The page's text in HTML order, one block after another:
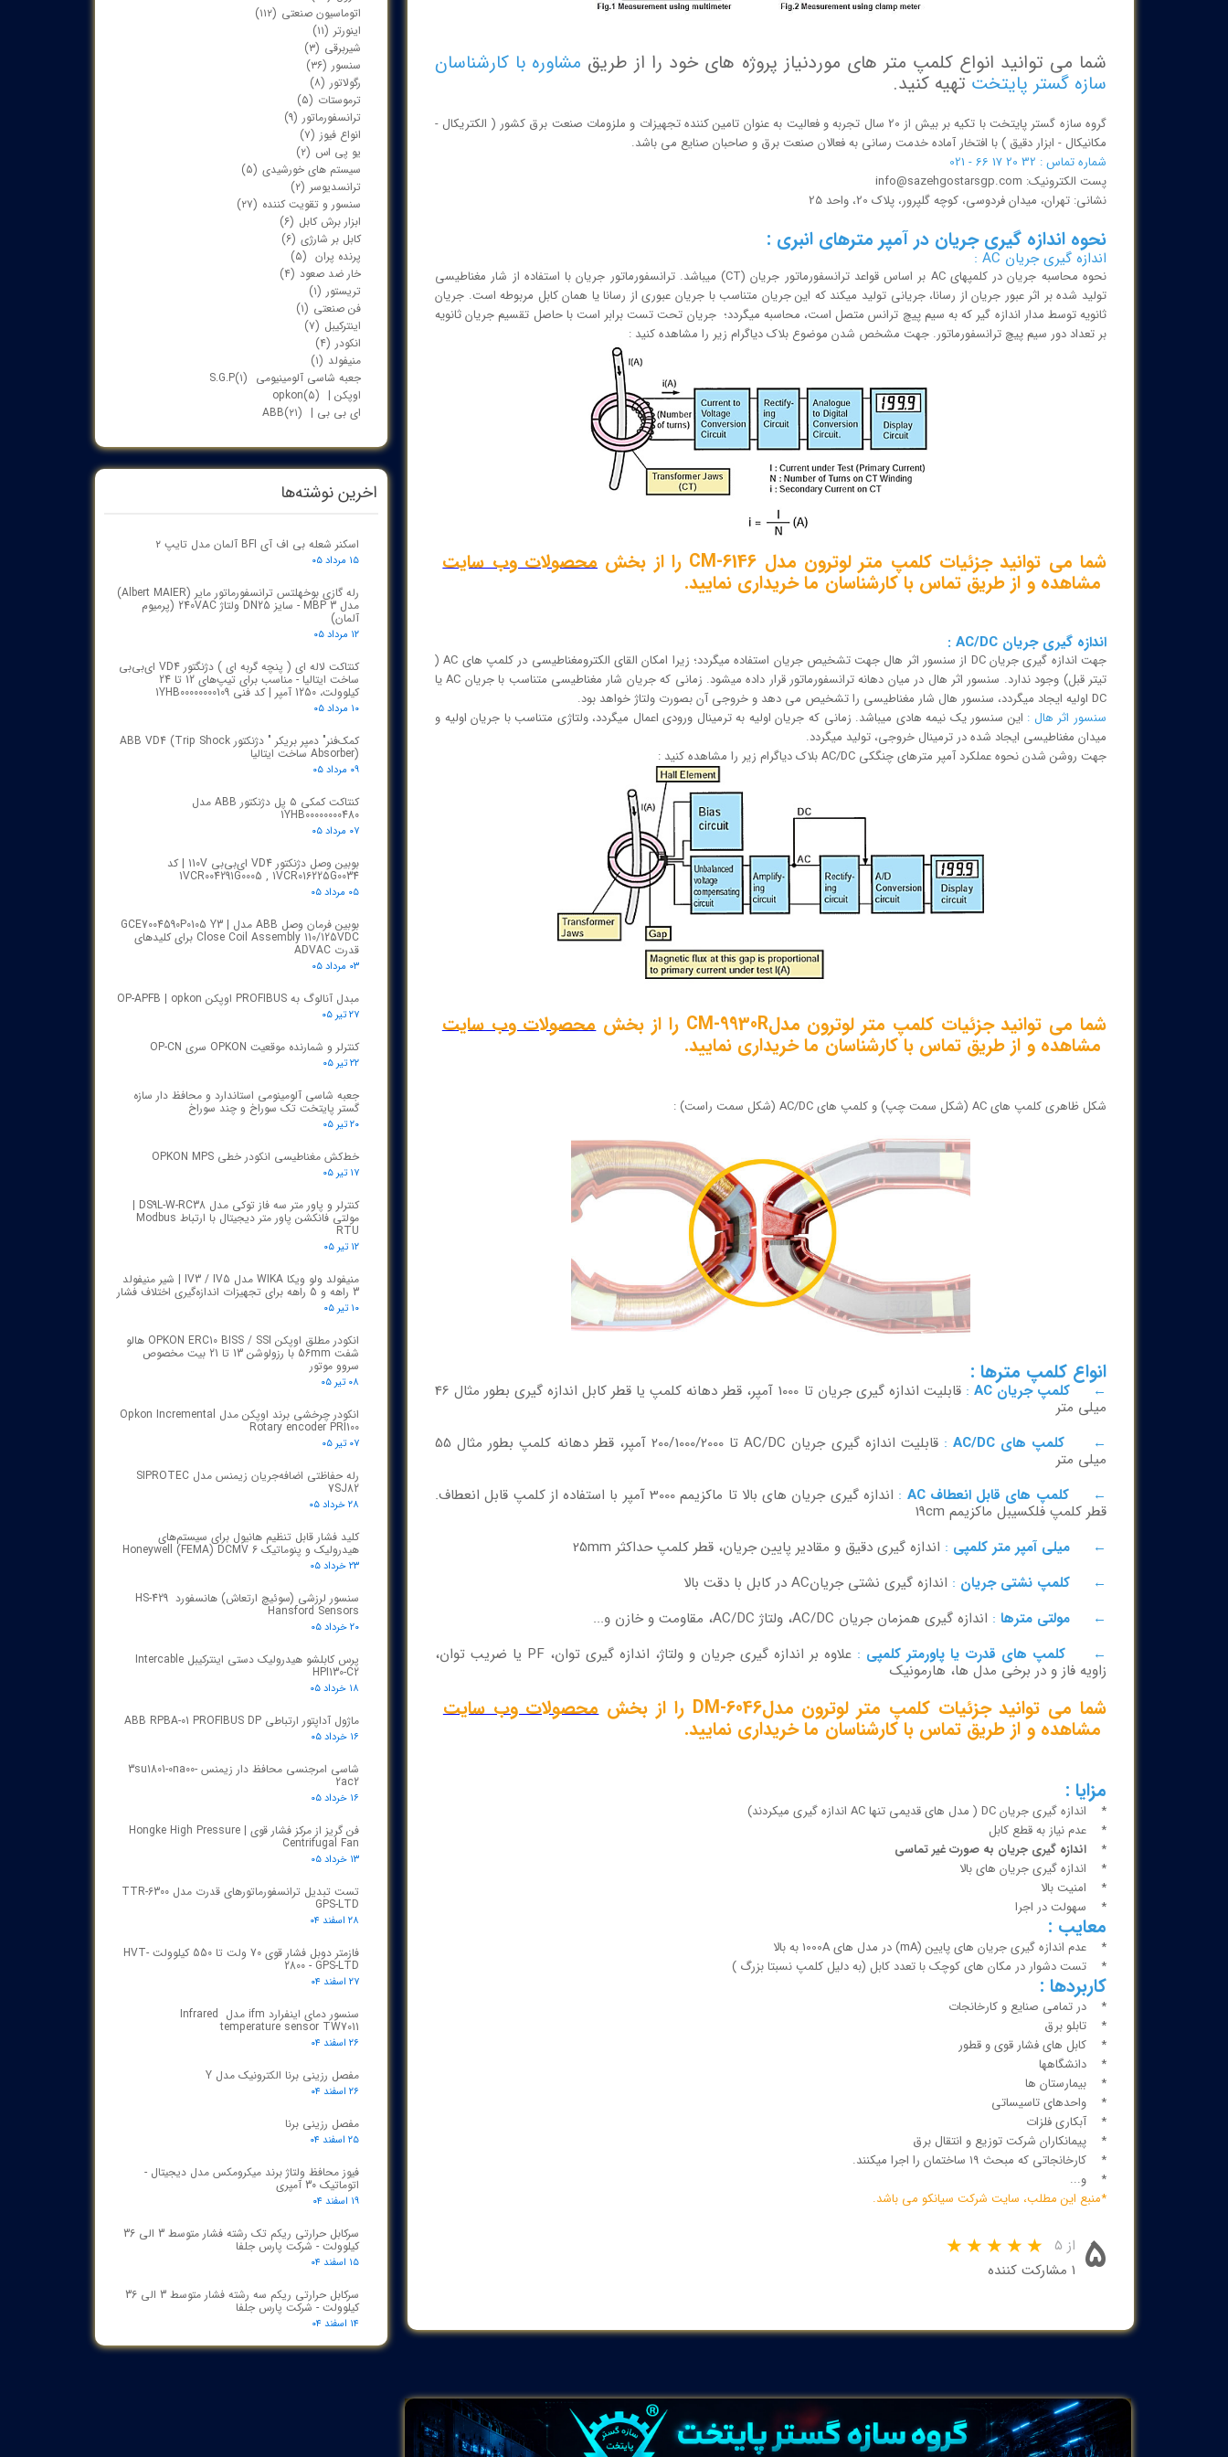
شما می توانید انواع کلمپ متر های موردنیاز پروژه های خود را از طریق مشاوره با کارشناسان
سازه گستر پایتخت تهیه کنید.
گروه سازه گستر پایتخت با تکیه بر بیش از 20 سال تجربه و فعالیت به عنوان تامین کننده تجهیزات و ملزومات صنعت برق کشور ( الکتریکال -
مکانیکال - ابزار دقیق ) با افتخار آماده خدمت رسانی به فعالان صنعت برق و صاحبان صنایع می باشد.
شماره تماس : 32 20 17 66 - 021
پست الکترونیک: info@sazehgostarsgp.com
نشانی: تهران، میدان فردوسی، کوچه گلپرور، پلاک 20، واحد 25
نحوه اندازه گیری جریان در آمپر مترهای انبری :
اندازه گیری جریان AC :
نحوه محاسبه جریان در کلمپهای AC بر اساس قواعد ترانسفورماتور جریان (CT) میباشد. ترانسفورماتور جریان با استفاده از شار مغناطیسی
تولید شده بر اثر عبور جریان از رسانا، جریانی تولید میکند که این جریان متناسب با جریان عبوری از رسانا یا همان کابل مربوطه است. جریان
ثانویه توسط مدار اندازه گیر که به سیم پیچ ترانس متصل است، محاسبه میگردد؛ جریان تحت تست برابر است با حاصل تقسیم جریان ثانویه
بر تعداد دور سیم پیچ ترانسفورماتور. جهت مشخص شدن موضوع بلاک دیاگرام زیر را مشاهده کنید :
شما می توانید جزئیات کلمپ متر لوترون مدل CM-6146 را از بخش محصولات وب سایت
مشاهده و از طریق تماس با کارشناسان ما خریداری نمایید.
اندازه گیری جریان AC/DC :
جهت اندازه گیری جریان DC از سنسور اثر هال جهت تشخیص جریان استفاده میگردد؛ زیرا امکان القای الکترومغناطیسی در کلمپ های AC (
تیتر قبل) وجود ندارد. سنسور اثر هال در میان دهانه ترانسفورماتور قرار داده میشود. زمانی که جریان شار مغناطیسی متناسب با جریان AC یا
DC اولیه ایجاد میگردد، سنسور هال شار مغناطیسی را تشخیص می دهد و خروجی آن بصورت ولتاژ خواهد بود.
سنسور اثر هال : این سنسور یک نیمه هادی میباشد. زمانی که جریان اولیه به ترمینال ورودی اعمال میگردد، ولتاژی متناسب با جریان اولیه و
میدان مغناطیسی ایجاد شده در ترمینال خروجی، تولید میگردد.
جهت روشن شدن نحوه عملکرد آمپر مترهای چنگکی AC/DC بلاک دیاگرام زیر را مشاهده کنید :
شما می توانید جزئیات کلمپ متر لوترون مدلCM-9930R را از بخش محصولات وب سایت
مشاهده و از طریق تماس با کارشناسان ما خریداری نمایید.
شکل ظاهری کلمپ های AC (شکل سمت چپ) و کلمپ های AC/DC (شکل سمت راست) :
انواع کلمپ مترها :
←کلمپ جریان AC : قابلیت اندازه گیری جریان تا 1000 آمپر، قطر دهانه کلمپ یا قطر کابل اندازه گیری بطور مثال 46
میلی متر
← کلمپ های AC/DC : قابلیت اندازه گیری جریان AC/DC تا 200/1000/2000 آمپر، قطر دهانه کلمپ بطور مثال 55
میلی متر
←کلمپ های قابل انعطاف AC : اندازه گیری جریان های بالا تا ماکزیمم 3000 آمپر با استفاده از کلمپ قابل انعطاف.
قطر کلمپ فلکسیبل ماکزیمم 19cm
← میلی آمپر متر کلمپی : اندازه گیری دقیق و مقادیر پایین جریان، قطر کلمپ حداکثر 25mm
← کلمپ نشتی جریان : اندازه گیری نشتی جریانAC در کابل با دقت بالا
← مولتی مترها : اندازه گیری همزمان جریان AC/DC، ولتاژ AC/DC، مقاومت و خازن و...
← کلمپ های قدرت یا پاورمتر کلمپی : علاوه بر اندازه گیری جریان و ولتاژ، اندازه گیری توان، PF یا ضریب توان،
زاویه فاز و در برخی مدل ها، هارمونیک
شما می توانید جزئیات کلمپ متر لوترون مدلDM-6046 را از بخش محصولات وب سایت
مشاهده و از طریق تماس با کارشناسان ما خریداری نمایید.
مزایا :
* اندازه گیری جریان DC ( مدل های قدیمی تنها AC اندازه گیری میکردند)
* عدم نیاز به قطع کابل
* اندازه گیری جریان به صورت غیر تماسی
* اندازه گیری جریان های بالا
* امنیت بالا
* سهولت در اجرا
معایب :
* عدم اندازه گیری جریان های پایین (mA) در مدل های 1000A به بالا
* تست دشوار در مکان های کوچک با تعدد کابل (به دلیل کلمپ نسبتا بزرگ )
کاربردها :
* در تمامی صنایع و کارخانجات
* تابلو برق
* کابل های فشار قوی و قطور
* دانشگاهها
* بیمارستان ها
* واحدهای تاسیساتی
* آبکاری فلزات
* پیمانکاران شرکت توزیع و انتقال برق
* کارخانجاتی که مبحث ۱۹ ساختمان را اجرا میکنند.
* و...
*منبع این مطلب، سایت شرکت سیانکو می باشد.
۵ از ۵
۱ مشارکت کننده
اتوماسیون صنعتی (۱۱۲)
اینورتر (۱۱)
شیربرقی (۳)
سنسور (۳۶)
رگولاتور (۸)
ترموستات (۵)
ترانسفورماتور (۹)
انواع فیوز (۷)
یو پی اس (۲)
سیستم های خورشیدی (۵)
ترانسدیوسر (۲)
سنسور و تقویت کننده (۲۷)
ابزار برش کابل (۶)
کابل بر شارژی (۶)
پرنده پران (۵)
خار ضد صعود (۴)
تریستور (۱)
فن صنعتی (۱)
اینترکیبل (۷)
انکودر (۴)
منیفولد (۱)
جعبه شاسی آلومینیومی S.G.P (۱)
اوپکن | opkon (۵)
ای بی بی | ABB (۲۱)
اخرین نوشته‌ها
اسکنر شعله بی اف آی BFI آلمان مدل تایپ ۲
۱۵ مرداد ۰۵
رله گازی بوخهلتس ترانسفورماتور مایر (Albert MAIER)
مدل MBP 3 - سایز DN25 ولتاژ 240VAC (پرمیوم
آلمان)
۱۲ مرداد ۰۵
کنتاکت لاله ای ( پنچه گربه ای ) دژنگتور VD4 ای‌بی‌بی
ساخت ایتالیا - مناسب برای تیپ‌های 12 تا 24
کیلوولت، 1250 آمپر | کد فنی 1YHB00000000109
۱۰ مرداد ۰۵
کمک‌فنر" دمپر بریکر " دژنکتور ABB VD4 (Trip Shock
Absorber) ساخت ایتالیا
۰۹ مرداد ۰۵
کنتاکت کمکی ۵ پل دژنکتور ABB مدل
1YHB00000000480
۰۷ مرداد ۰۵
بوبین وصل دژنکتور VD4 ای‌بی‌بی 110V | کد
1VCR004291G0005 , 1VCR016225G0034
۰۵ مرداد ۰۵
بوبین فرمان وصل ABB مدل GCE7004590P0105 Y3 |
Close Coil Assembly 110/125VDC برای کلیدهای
قدرت ADVAC
۰۳ مرداد ۰۵
مبدل آنالوگ به PROFIBUS اوپکن OP-APFB | opkon
۲۷ تیر ۰۵
کنترلر و شمارنده موقعیت OPKON سری OP-CN
۲۲ تیر ۰۵
جعبه شاسی آلومینومی استاندارد و محافظ دار سازه
گستر پایتخت تک سوراخ و چند سوراخ
۲۰ تیر ۰۵
خط‌کش مغناطیسی انکودر خطی OPKON MPS
۱۷ تیر ۰۵
کنترلر و پاور متر سه فاز توکی مدل DS9L-W-RC38 |
مولتی فانکشن پاور متر دیجیتال با ارتباط Modbus
RTU
۱۲ تیر ۰۵
منیفولد ولو ویکا WIKA مدل IV3 / IV5 | شیر منیفولد
3 راهه و 5 راهه برای تجهیزات اندازه‌گیری اختلاف فشار
۱۰ تیر ۰۵
انکودر مطلق اوپکن OPKON ERC10 BISS / SSI هالو
شفت 56mm با رزولوشن 13 تا 21 بیت مخصوص
سروو موتور
۰۸ تیر ۰۵
انکودر چرخشی برند اوپکن مدل Opkon Incremental
Rotary encoder PRI100
۰۷ تیر ۰۵
رله حفاظتی اضافه‌جریان زیمنس مدل SIPROTEC
7SJ82
۲۸ خرداد ۰۵
کلید فشار قابل تنظیم هانیول برای سیستم‌های
هیدرولیک و پنوماتیک Honeywell (FEMA) DCMV 6
۲۳ خرداد ۰۵
سنسور لرزشی (سوئیچ ارتعاش) هانسفورد HS-429
Hansford Sensors
۲۰ خرداد ۰۵
پرس کابلشو هیدرولیک دستی اینترکیبل Intercable
HPI130-C2
۱۸ خرداد ۰۵
ماژول آداپتور ارتباطی ABB RPBA-01 PROFIBUS DP
۱۶ خرداد ۰۵
شاسی امرجنسی محافظ دار زیمنس 3su1801-0na00-
2ac2
۱۶ خرداد ۰۵
فن گریز از مرکز فشار قوی | Hongke High Pressure
Centrifugal Fan
۱۳ خرداد ۰۵
تست تبدیل ترانسفورماتورهای قدرت مدل TTR‑6300
GPS‑LTD
۲۸ اسفند ۰۴
فازمتر دوبل فشار قوی 70 ولت تا 550 کیلوولت HVT-
2800 - GPS-LTD
۲۷ اسفند ۰۴
سنسور دمای اینفرارد ifm مدل Infrared
temperature sensor TW7011
۲۶ اسفند ۰۴
مفصل رزینی برنا الکترونیک مدل Y
۲۶ اسفند ۰۴
مفصل رزینی برنا
۲۵ اسفند ۰۴
فیوز محافظ ولتاژ برند میکرومکس مدل دیجیتال -
اتوماتیک 30 آمپری
۱۹ اسفند ۰۴
سرکابل حرارتی ریکم تک رشته فشار متوسط 3 الی 36
کیلوولت - شرکت پارس جلفا
۱۵ اسفند ۰۴
سرکابل حرارتی ریکم سه رشته فشار متوسط 3 الی 36
کیلوولت - شرکت پارس جلفا
۱۴ اسفند ۰۴